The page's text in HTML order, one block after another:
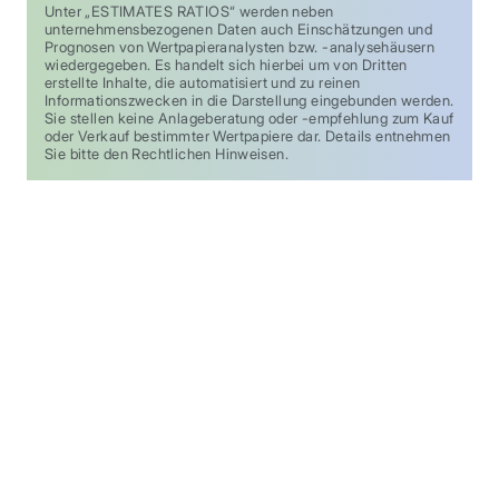
Unter „ESTIMATES RATIOS“ werden neben
unternehmensbezogenen Daten auch Einschätzungen und
Prognosen von Wertpapieranalysten bzw. -analysehäusern
wiedergegeben. Es handelt sich hierbei um von Dritten
erstellte Inhalte, die automatisiert und zu reinen
Informationszwecken in die Darstellung eingebunden werden.
Sie stellen keine Anlageberatung oder -empfehlung zum Kauf
oder Verkauf bestimmter Wertpapiere dar. Details entnehmen
Sie bitte den Rechtlichen Hinweisen.